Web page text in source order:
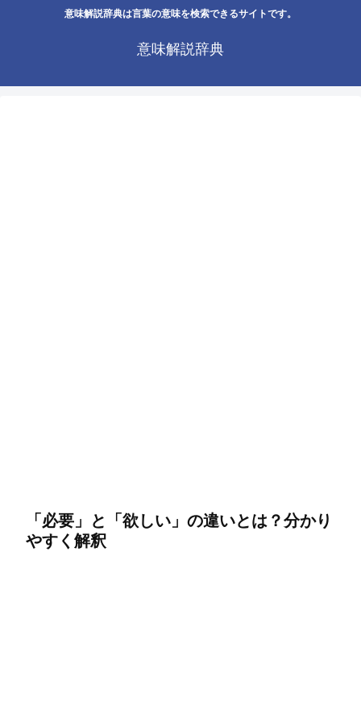
意味解説辞典は言葉の意味を検索できるサイトです。
意味解説辞典
「必要」と「欲しい」の違いとは？分かり
やすく解釈